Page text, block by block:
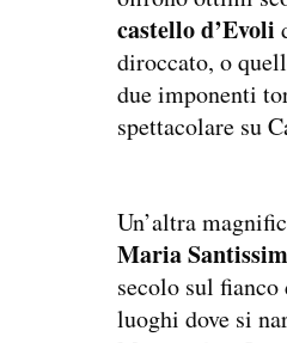
castello d’Evoli
diroccato, o
due imponenti
spettacolare su
Un’altra
Maria
secolo sul
luoghi dove si